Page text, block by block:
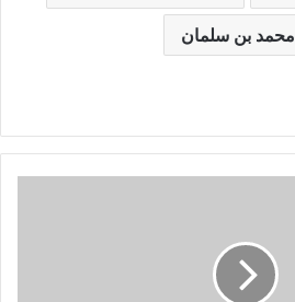
محمد بن سلمان